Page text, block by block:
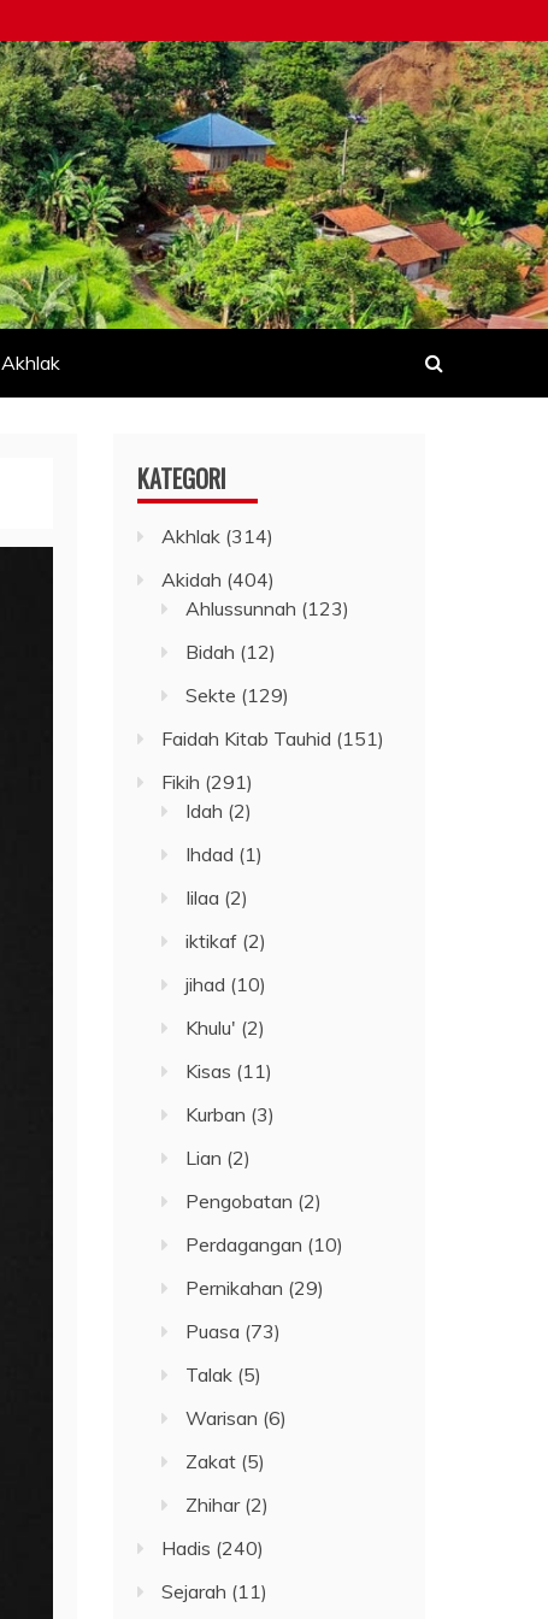
Akhlak
KATEGORI
Akhlak (314)
Akidah (404)
Ahlussunnah (123)
Bidah (12)
Sekte (129)
Faidah Kitab Tauhid (151)
Fikih (291)
Idah (2)
Ihdad (1)
Iilaa (2)
iktikaf (2)
jihad (10)
Khulu' (2)
Kisas (11)
Kurban (3)
Lian (2)
Pengobatan (2)
Perdagangan (10)
Pernikahan (29)
Puasa (73)
Talak (5)
Warisan (6)
Zakat (5)
Zhihar(2)
Hadis (240)
Sejarah (11)